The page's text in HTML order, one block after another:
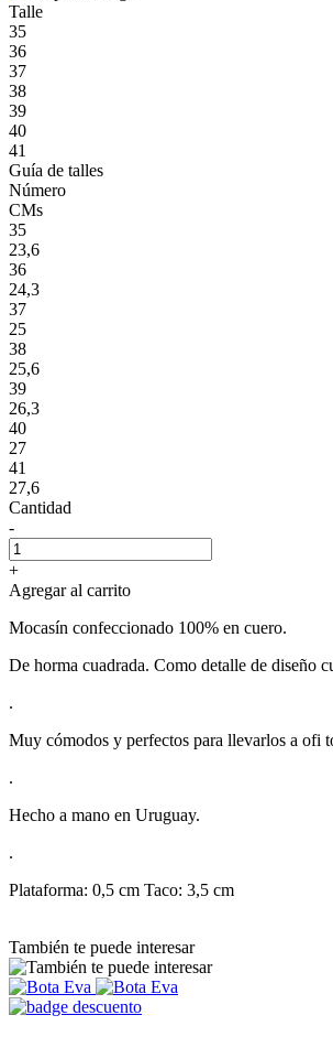
Talle
35
36
37
38
39
40
41
Guía de talles
Número
CMs
35
23,6
36
24,3
37
25
38
25,6
39
26,3
40
27
41
27,6
Cantidad
-
+
Agregar al carrito
Mocasín confeccionado 100% en cuero.
De horma cuadrada. Como detalle de diseño
.
Muy cómodos y perfectos para llevarlos a ofi
.
Hecho a mano en Uruguay.
.
Plataforma: 0,5 cm Taco: 3,5 cm
También te puede interesar